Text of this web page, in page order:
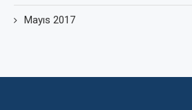
Mayıs 2017